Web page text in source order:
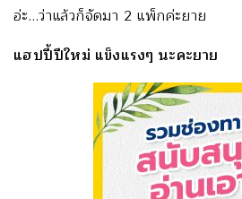
อ่ะ…ว่าแล้วก็จัดมา 2 แพ็กค่ะยาย
แฮปปี้ปีใหม่ แข็งแรงๆ นะคะยาย